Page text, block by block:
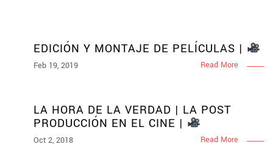
EDICIÓN Y MONTAJE DE PELÍCULAS |
Feb 19, 2019 Read More
LA HORA DE LA VERDAD | LA POST
PRODUCCIÓN EN EL CINE |
Oct 2, 2018 Read More